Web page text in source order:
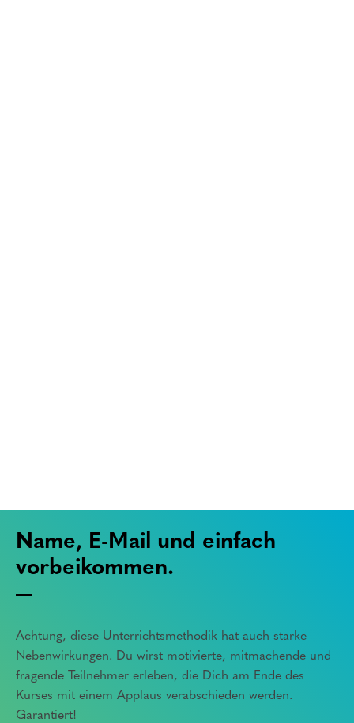
Name, E-Mail und einfach
vorbeikommen.
Achtung, diese Unterrichtsmethodik hat auch starke
Nebenwirkungen. Du wirst motivierte, mitmachende und
fragende Teilnehmer erleben, die Dich am Ende des
Kurses mit einem Applaus verabschieden werden.
Garantiert!